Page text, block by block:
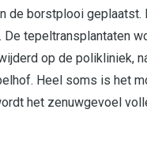
de borstplooi
tepeltransplantaten
op de polikliniek,
Heel soms is het
het zenuwgevoel